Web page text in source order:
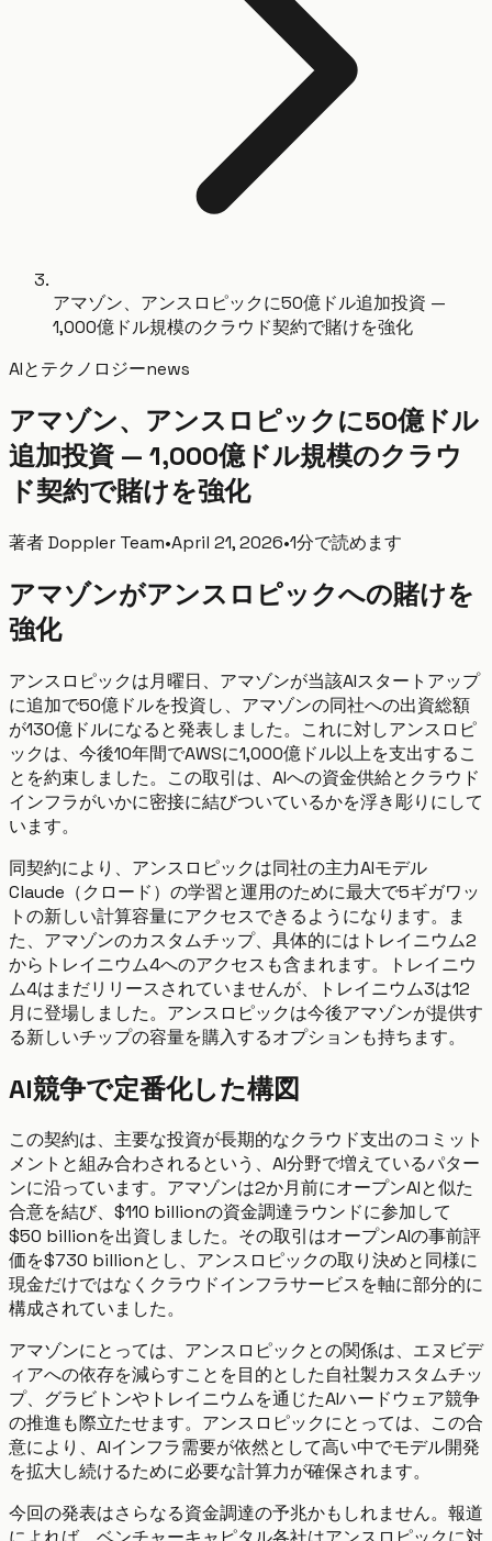
アマゾン、アンスロピックに50億ドル追加投資 —
1,000億ドル規模のクラウド契約で賭けを強化
AIとテクノロジーnews
アマゾン、アンスロピックに50億ドル
追加投資 — 1,000億ドル規模のクラウ
ド契約で賭けを強化
著者Doppler Team•April 21, 2026•1分で読めます
アマゾンがアンスロピックへの賭けを
強化
アンスロピックは月曜日、アマゾンが当該AIスタートアップ
に追加で50億ドルを投資し、アマゾンの同社への出資総額
が130億ドルになると発表しました。これに対しアンスロピ
ックは、今後10年間でAWSに1,000億ドル以上を支出するこ
とを約束しました。この取引は、AIへの資金供給とクラウド
インフラがいかに密接に結びついているかを浮き彫りにして
います。
同契約により、アンスロピックは同社の主力AIモデル
Claude（クロード）の学習と運用のために最大で5ギガワッ
トの新しい計算容量にアクセスできるようになります。ま
た、アマゾンのカスタムチップ、具体的にはトレイニウム2
からトレイニウム4へのアクセスも含まれます。トレイニウ
ム4はまだリリースされていませんが、トレイニウム3は12
月に登場しました。アンスロピックは今後アマゾンが提供す
る新しいチップの容量を購入するオプションも持ちます。
AI競争で定番化した構図
この契約は、主要な投資が長期的なクラウド支出のコミット
メントと組み合わされるという、AI分野で増えているパター
ンに沿っています。アマゾンは2か月前にオープンAIと似た
合意を結び、$110 billionの資金調達ラウンドに参加して
$50 billionを出資しました。その取引はオープンAIの事前評
価を$730 billionとし、アンスロピックの取り決めと同様に
現金だけではなくクラウドインフラサービスを軸に部分的に
構成されていました。
アマゾンにとっては、アンスロピックとの関係は、エヌビデ
ィアへの依存を減らすことを目的とした自社製カスタムチッ
プ、グラビトンやトレイニウムを通じたAIハードウェア競争
の推進も際立たせます。アンスロピックにとっては、この合
意により、AIインフラ需要が依然として高い中でモデル開発
を拡大し続けるために必要な計算力が確保されます。
今回の発表はさらなる資金調達の予兆かもしれません。報道